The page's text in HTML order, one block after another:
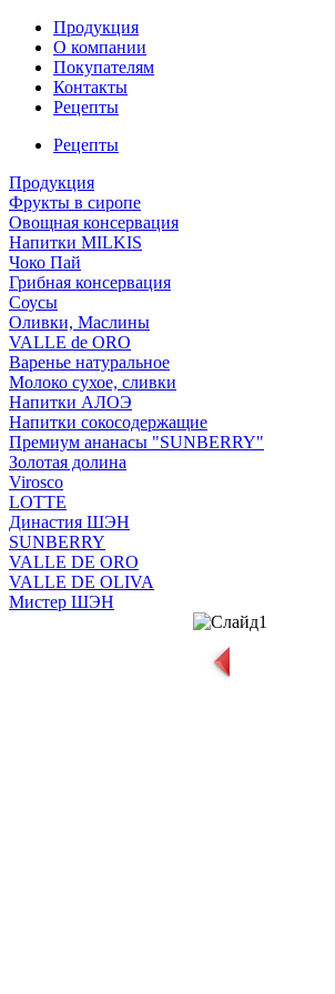
Продукция
О компании
Покупателям
Контакты
Рецепты
Рецепты
Продукция
Фрукты в сиропе
Овощная консервация
Напитки MILKIS
Чоко Пай
Грибная консервация
Соусы
Оливки, Маслины
VALLE de ORO
Варенье натуральное
Молоко сухое, сливки
Напитки АЛОЭ
Напитки сокосодержащие
Премиум ананасы "SUNBERRY"
Золотая долина
Virosco
LOTTE
Династия ШЭН
SUNBERRY
VALLE DE ORO
VALLE DE OLIVA
Мистер ШЭН